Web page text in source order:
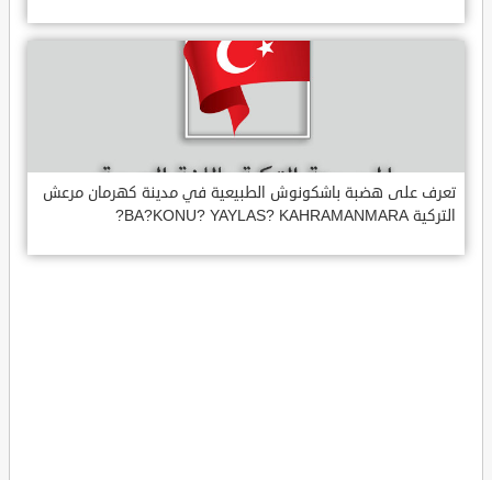
تعرف على هضبة باشكونوش الطبيعية في مدينة كهرمان مرعش
التركية BA?KONU? YAYLAS? KAHRAMANMARA?